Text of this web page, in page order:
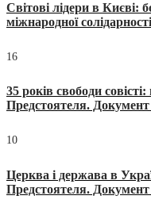
Світові лідери в Києві:
міжнародної солідарності
16
35 років свободи совісті:
Предстоятеля. Документ
10
Церква і держава в
Предстоятеля.